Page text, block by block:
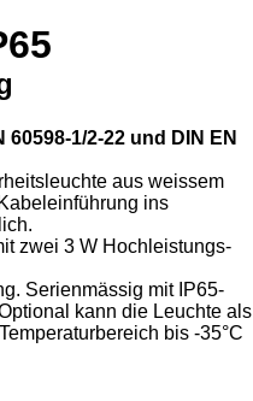
1/2-22 und DIN EN
aus weissem
ins
zwei 3 W Hochleistungs-
Serienmässig mit IP65-
kann die Leuchte als
bis -35°C